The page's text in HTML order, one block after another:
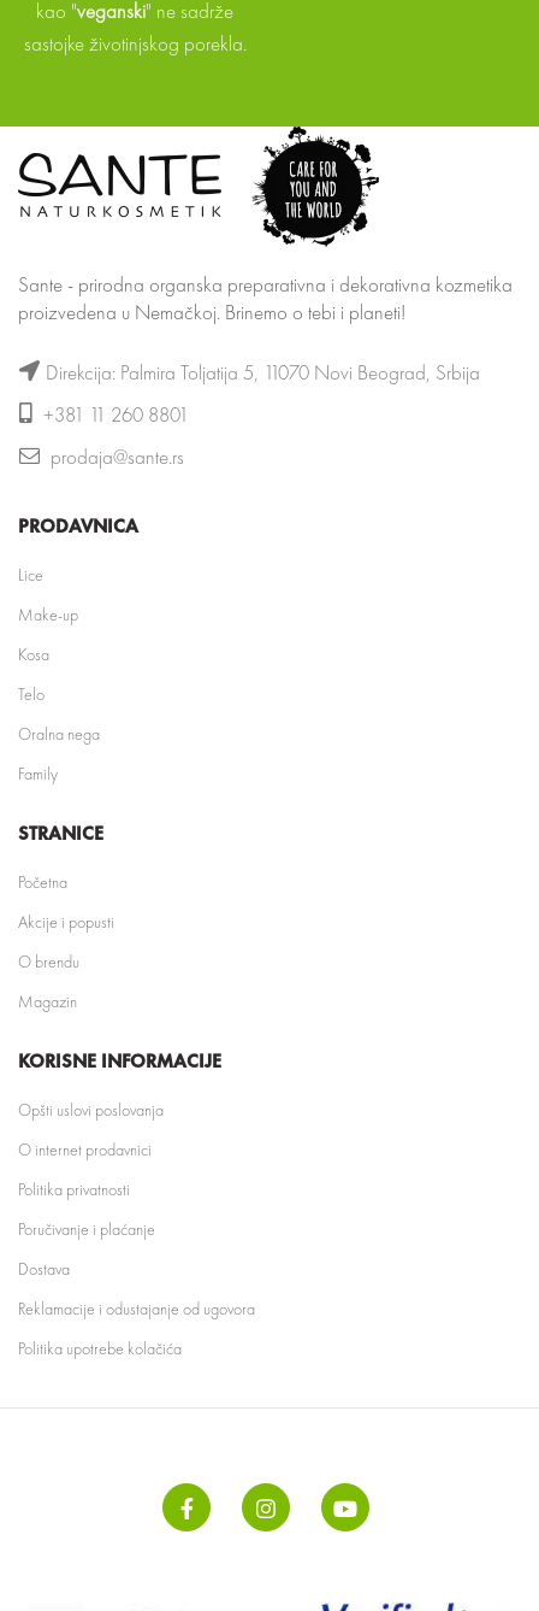
kao "veganski" ne sadrže
sastojke životinjskog porekla.
Sante - prirodna organska preparativna i dekorativna kozmetika
proizvedena u Nemačkoj. Brinemo o tebi i planeti!
Direkcija: Palmira Toljatija 5, 11070 Novi Beograd, Srbija
+381 11 260 8801
prodaja@sante.rs
PRODAVNICA
Lice
Make-up
Kosa
Telo
Oralna nega
Family
STRANICE
Početna
Akcije i popusti
O brendu
Magazin
KORISNE INFORMACIJE
Opšti uslovi poslovanja
O internet prodavnici
Politika privatnosti
Poručivanje i plaćanje
Dostava
Reklamacije i odustajanje od ugovora
Politika upotrebe kolačića